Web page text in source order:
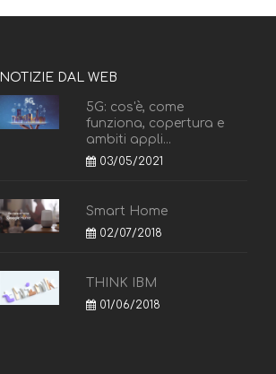
NOTIZIE DAL WEB
5G: cos'è, come
funziona, copertura e
ambiti appli...
03/05/2021
Smart Home
02/07/2018
THINK IBM
01/06/2018